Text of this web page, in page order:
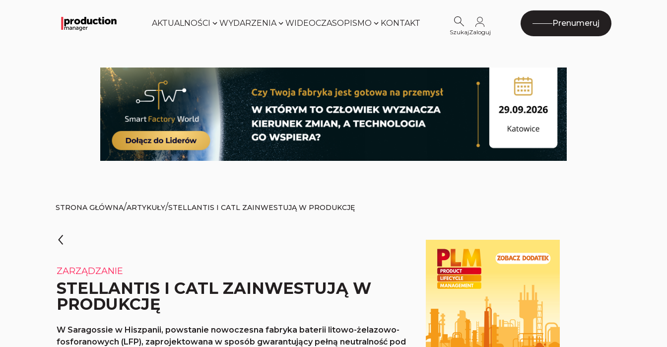
AKTUALNOŚCI WYDARZENIA
SMART
FACTORY
WORLD
WIDEOCZASOPISMO KONTAKT
SzukajZaloguj
Prenumeruj
FACTORY
WORLD
Zobacz
STRONA GŁÓWNA/ARTYKUŁY/STELLANTIS I CATL ZAINWESTUJĄ W PRODUKCJĘ
ZARZĄDZANIE
STELLANTIS I CATL ZAINWESTUJĄ W
PRODUKCJĘ
W Saragossie w Hiszpanii, powstanie nowoczesna fabryka baterii litowo-żelazowo-
fosforanowych (LFP), zaprojektowana w sposób gwarantujący pełną neutralność pod